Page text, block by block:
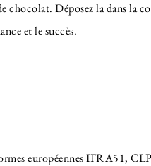
chocolat. Déposez la dans
et le succès.
européennes IFRA51,